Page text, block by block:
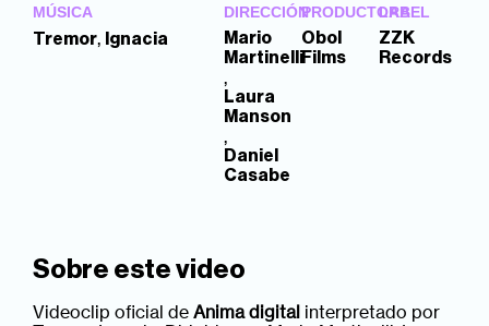
MÚSICA
Tremor, Ignacia
DIRECCIÓN
Mario
Martinelli
,
Laura
Manson
,
Daniel
Casabe
PRODUCTORA
Obol
Films
LABEL
ZZK
Records
Sobre este video
Videoclip oficial deAnima digital interpretado por